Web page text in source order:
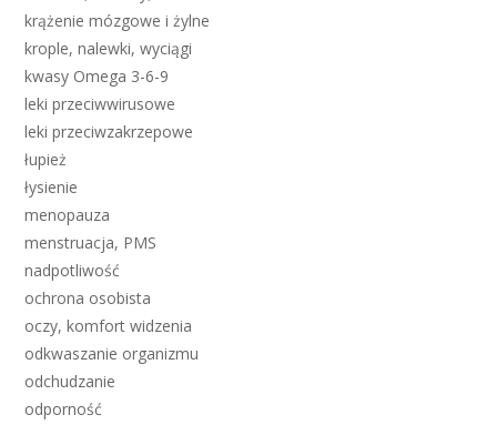
krążenie mózgowe i żylne
krople, nalewki, wyciągi
kwasy Omega 3-6-9
leki przeciwwirusowe
leki przeciwzakrzepowe
łupież
łysienie
menopauza
menstruacja, PMS
nadpotliwość
ochrona osobista
oczy, komfort widzenia
odkwaszanie organizmu
odchudzanie
odporność